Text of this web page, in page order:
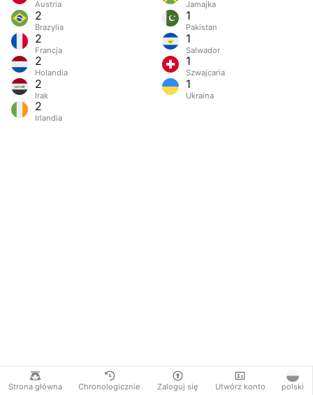
Strona główna Chronologicznie Zaloguj się Utwórz konto polski
Austria
2
Brazylia
2
Francja
2
Holandia
2
Irak
2
Irlandia
Jamajka
1
Pakistan
1
Salwador
1
Szwajcaria
1
Ukraina